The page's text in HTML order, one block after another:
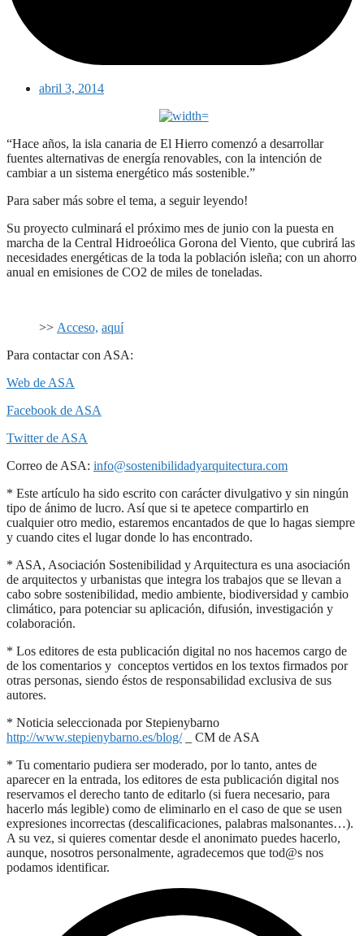
abril 3, 2014
“Hace años, la isla canaria de El Hierro comenzó a desarrollar
fuentes alternativas de energía renovables, con la intención de
cambiar a un sistema energético más sostenible.”
Para saber más sobre el tema, a seguir leyendo!
Su proyecto culminará el próximo mes de junio con la puesta en
marcha de la Central Hidroeólica Gorona del Viento, que cubrirá las
necesidades energéticas de la toda la población isleña; con un ahorro
anual en emisiones de CO2 de miles de toneladas.
>> Acceso, aquí
Para contactar con ASA:
Web de ASA
Facebook de ASA
Twitter de ASA
Correo de ASA: info@sostenibilidadyarquitectura.com
* Este artículo ha sido escrito con carácter divulgativo y sin ningún
tipo de ánimo de lucro. Así que si te apetece compartirlo en
cualquier otro medio, estaremos encantados de que lo hagas siempre
y cuando cites el lugar donde lo has encontrado.
* ASA, Asociación Sostenibilidad y Arquitectura es una asociación
de arquitectos y urbanistas que integra los trabajos que se llevan a
cabo sobre sostenibilidad, medio ambiente, biodiversidad y cambio
climático, para potenciar su aplicación, difusión, investigación y
colaboración.
* Los editores de esta publicación digital no nos hacemos cargo de
de los comentarios y conceptos vertidos en los textos firmados por
otras personas, siendo éstos de responsabilidad exclusiva de sus
autores.
* Noticia seleccionada por Stepienybarno
http://www.stepienybarno.es/blog/_ CM de ASA
* Tu comentario pudiera ser moderado, por lo tanto, antes de
aparecer en la entrada, los editores de esta publicación digital nos
reservamos el derecho tanto de editarlo (si fuera necesario, para
hacerlo más legible) como de eliminarlo en el caso de que se usen
expresiones incorrectas (descalificaciones, palabras malsonantes…).
A su vez, si quieres comentar desde el anonimato puedes hacerlo,
aunque, nosotros personalmente, agradecemos que tod@s nos
podamos identificar.